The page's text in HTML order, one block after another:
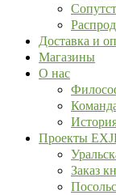
Доставка и
Магазины
О нас
Проекты
Заказ